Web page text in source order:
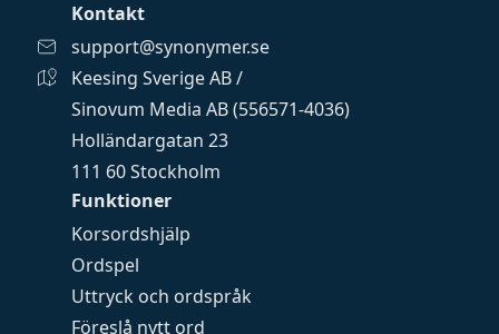
Funktioner
Korsordshjälp
Ordspel
Uttryck och ordspråk
Föreslå nytt ord
Kontakt
support@synonymer.se
Keesing Sverige AB /
Sinovum Media AB (556571-4036)
Holländargatan 23
111 60 Stockholm